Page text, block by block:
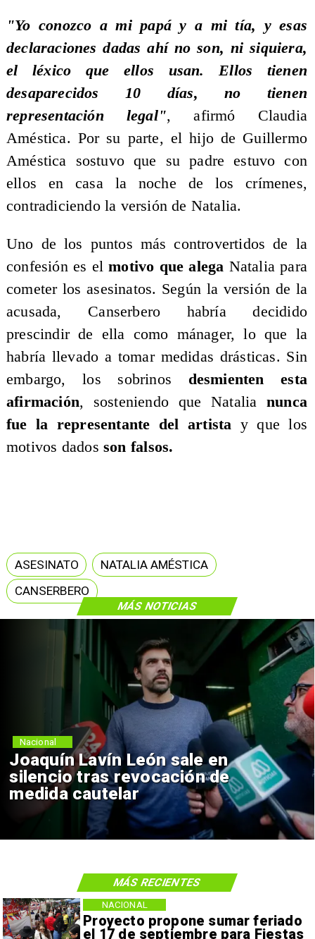
MÁS NOTICIAS
​"Yo conozco a mi papá y a mi tía, y esas
declaraciones dadas ahí no son, ni siquiera,
el léxico que ellos usan. Ellos tienen
desaparecidos 10 días, no tienen
representación legal", afirmó Claudia
Améstica. Por su parte, el hijo de Guillermo
Améstica sostuvo que su padre estuvo con
ellos en casa la noche de los crímenes,
contradiciendo la versión de Natalia.
Uno de los puntos más controvertidos de la
confesión es elmotivo que alega Natalia para
cometer los asesinatos. Según la versión de la
acusada, Canserbero habría decidido
prescindir de ella como mánager, lo que la
habría llevado a tomar medidas drásticas. Sin
embargo, los sobrinos desmienten esta
afirmación, sosteniendo que Natalianunca
fue la representante del artista y que los
motivos dadosson falsos.
ASESINATO
NATALIA AMÉSTICA
CANSERBERO
Joaquín Lavín León sale en
silencio tras revocación de
medida cautelar
Nacional
Proyecto propone sumar feriado
el 17 de septiembre para Fiestas
NACIONAL
MÁS RECIENTES